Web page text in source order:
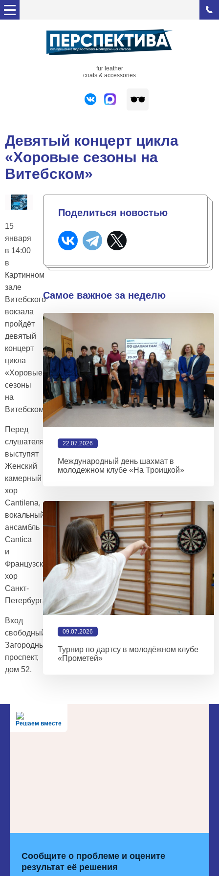
fur leather
coats & accessories
Девятый концерт цикла
«Хоровые сезоны на
Витебском»
15
января
в 14:00
в
Картинном
зале
Витебского
вокзала
пройдёт
девятый
концерт
цикла
«Хоровые
сезоны
на
Витебском».
Перед
слушателями
выступят
Женский
камерный
хор
Cantilena,
вокальный
ансамбль
Cantica
и
Французский
хор
Санкт-
Петербурга.
Вход
свободный.
Загородный
проспект,
дом 52.
Поделиться новостью
Самое важное за неделю
22.07.2026
Международный день шахмат в
молодежном клубе «На Троицкой»
09.07.2026
Турнир по дартсу в молодёжном клубе
«Прометей»
Решаем вместе
Сообщите о проблеме и оцените
результат её решения